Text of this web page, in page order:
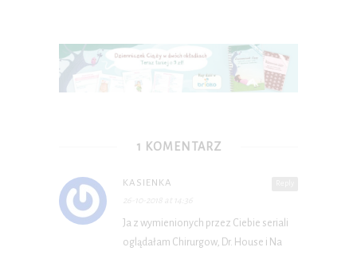
1 KOMENTARZ
KASIENKA
26-10-2018 at 14:36
Ja z wymienionych przez Ciebie seriali
oglądałam Chirurgow, Dr. House i Na